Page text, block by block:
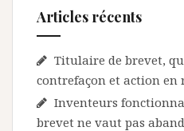
Articles récents
Titulaire de brevet,
contrefaçon et action en
Inventeurs
brevet ne vaut pas